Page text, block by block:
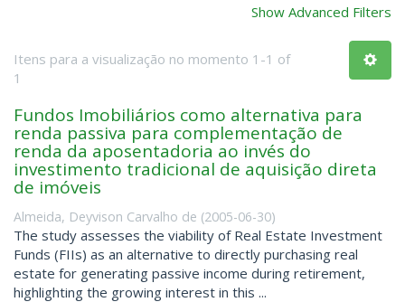
Show Advanced Filters
Itens para a visualização no momento 1-1 of
1
Fundos Imobiliários como alternativa para
renda passiva para complementação de
renda da aposentadoria ao invés do
investimento tradicional de aquisição direta
de imóveis
Almeida, Deyvison Carvalho de (2005-06-30)
The study assesses the viability of Real Estate Investment
Funds (FIIs) as an alternative to directly purchasing real
estate for generating passive income during retirement,
highlighting the growing interest in this ...